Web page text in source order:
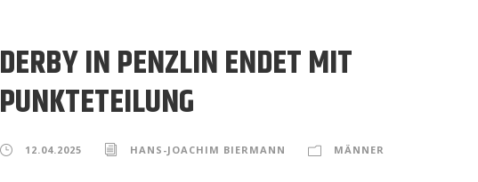
DERBY IN PENZLIN ENDET MIT
PUNKTETEILUNG
12.04.2025 HANS-JOACHIM BIERMANN MÄNNER